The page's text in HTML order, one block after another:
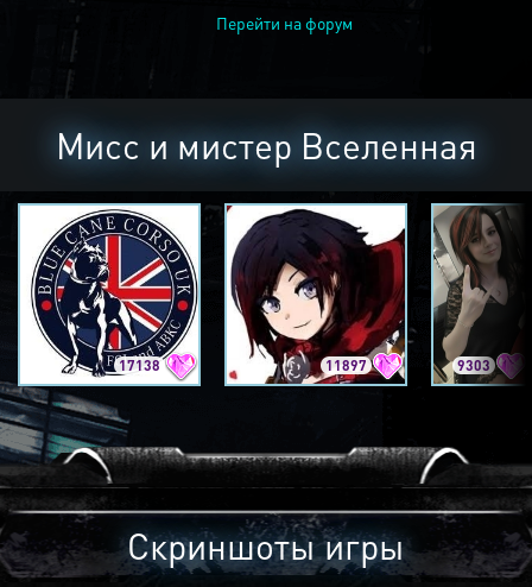
Перейти на форум
Мисс и мистер Вселенная
17138 11897 9303
Скриншоты игры